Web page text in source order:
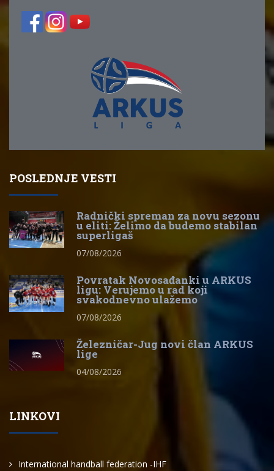
POSLEDNJE VESTI
Radnički spreman za novu sezonu
u eliti: Želimo da budemo stabilan
superligaš
07/08/2026
Povratak Novosađanki u ARKUS
ligu: Verujemo u rad koji
svakodnevno ulažemo
07/08/2026
Železničar-Jug novi član ARKUS
lige
04/08/2026
LINKOVI
International handball federation -IHF